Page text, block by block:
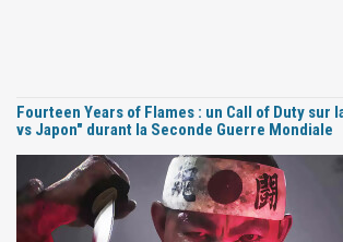
Fourteen Years of Flames : un Call of Duty sur
vs Japon" durant la Seconde Guerre Mondiale